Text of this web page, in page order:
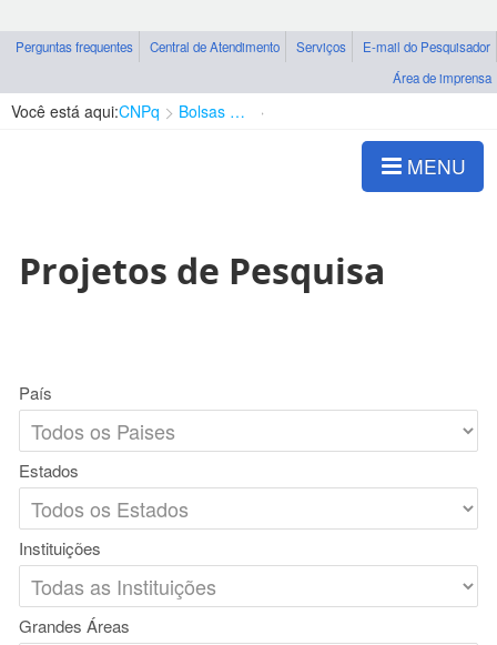
Perguntas frequentes Central de Atendimento Serviços
E-mail do Pesquisador
Área de imprensa
Você está aqui:CNPq Bolsas e Auxílios Vigentes
MENU
Projetos de Pesquisa
País
Estados
Instituições
Grandes Áreas